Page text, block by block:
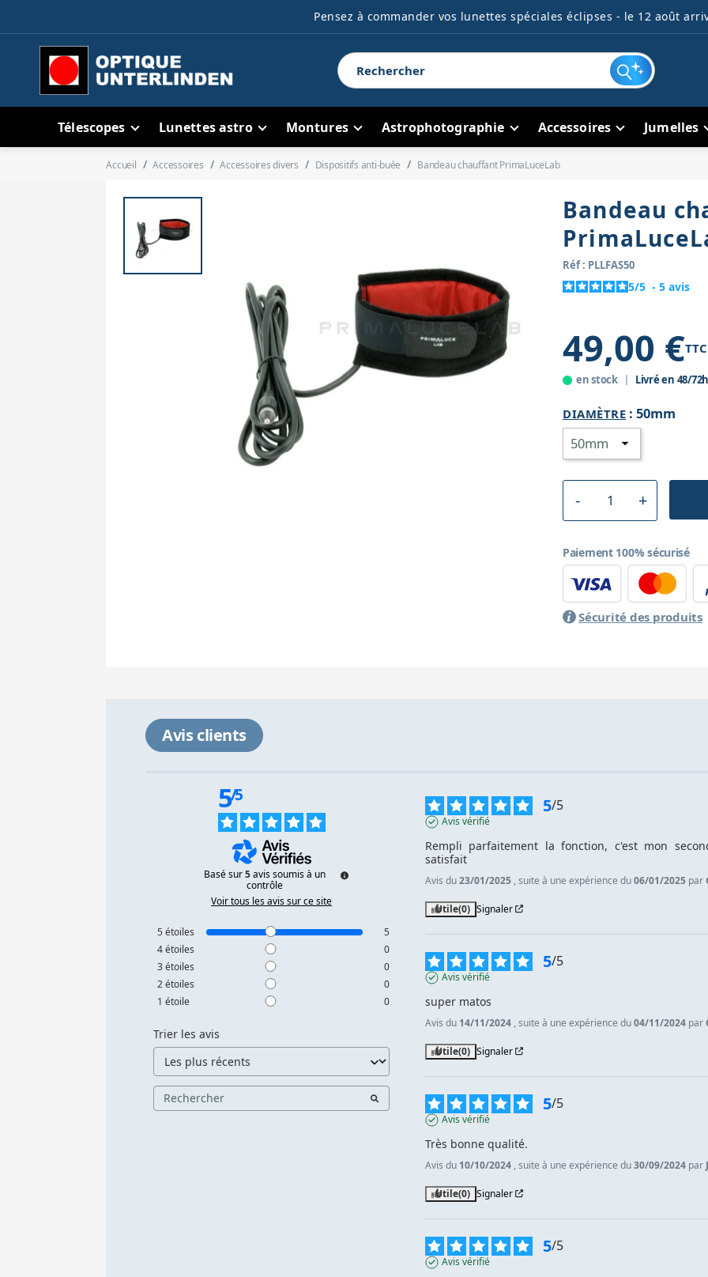
Pensez à commander vos lunettes spéciales éclipses - le 12 août
Télescopes Lunettes astro Montures Astrophotographie Accessoires Jumelles
Accueil Accessoires Accessoires divers Dispositifs anti-buée Bandeau chauffant PrimaLuceLab
Bandeau
Réf : PLLFAS50
5/5 - 5 avis
49,00 €TTC
en stock Livré en 48/
DIAMÈTRE : 50mm
Paiement 100% sécurisé
Sécurité des produits
Avis clients
5/5
Basé sur5avis soumis à un
contrôle
Voir tous les avis sur ce site
5étoiles
5
4étoiles
0
3étoiles
0
2étoiles
0
1étoile 0
Trier les avis
5/5
Avis vérifié
Rempli parfaitement la fonction, c'est mon
satisfait
Avis du23/01/2025 , suite à une expérience du06/01/2025 par
Utile(0) Signaler
5/5
Avis vérifié
super matos
Avis du 14/11/2024 , suite à une expérience du04/11/2024 par
Utile(0) Signaler
5/5
Avis vérifié
Très bonne qualité.
Avis du 10/10/2024 , suite à une expérience du30/09/2024 par
Utile(0) Signaler
5/5
Avis vérifié